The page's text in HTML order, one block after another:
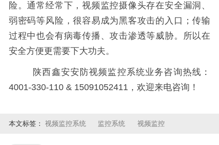
险。通常经常下，视频监控摄像头存在安全漏洞、
弱密码等风险，很容易成为黑客攻击的入口；传输
过程中也会有病毒传播、攻击渗透等威胁。所以在
安全方便更需要下大功夫。
陕西鑫安安防视频监控系统业务咨询热线：
4001-330-110 & 15091052411，欢迎来电咨询！
本文标签： 视频监控系统 监控系统 视频监控